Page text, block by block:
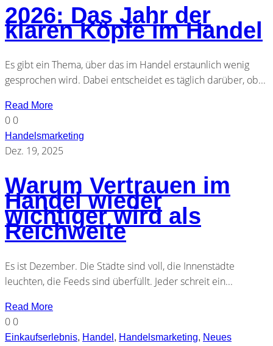
2026: Das Jahr der
klaren Köpfe im Handel
Es gibt ein Thema, über das im Handel erstaunlich wenig
gesprochen wird. Dabei entscheidet es täglich darüber, ob...
Read More
0 0
Handelsmarketing
Dez. 19, 2025
Warum Vertrauen im
Handel wieder
wichtiger wird als
Reichweite
Es ist Dezember. Die Städte sind voll, die Innenstädte
leuchten, die Feeds sind überfüllt. Jeder schreit ein...
Read More
0 0
Einkaufserlebnis, Handel , Handelsmarketing, Neues